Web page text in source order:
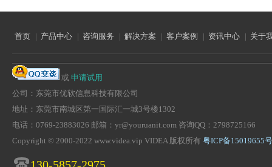
首页 | 产品中心 | 咨询服务 | 解决方案 | 客户案例 | 资讯中心 | 关于
或 申请试用
公司：东莞市优软信息科技有限公司
地址：东莞市南城区第一国际汇一城3号楼1302
电话：0769-23883026 邮箱：yr@youruanit.com 咨询QQ：2798725166
Copyright © 2000-2022 www.videa.vip VIDEA 版权所有 粤ICP备15019655